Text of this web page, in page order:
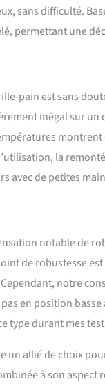
sans difficulté.
permettant une
pain est sans
inégal sur
la
avec de petites
notable de
de robustesse
notre
en position
type durant mes
un allié de choix
à son